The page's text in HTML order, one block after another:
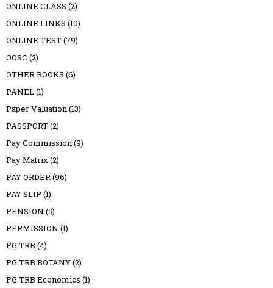
ONLINE CLASS (2)
ONLINE LINKS (10)
ONLINE TEST(79)
OOSC (2)
OTHER BOOKS (6)
PANEL(1)
Paper Valuation(13)
PASSPORT(2)
Pay Commission(9)
Pay Matrix(2)
PAY ORDER(96)
PAY SLIP (1)
PENSION (5)
PERMISSION (1)
PG TRB (4)
PG TRB BOTANY(2)
PG TRB Economics (1)